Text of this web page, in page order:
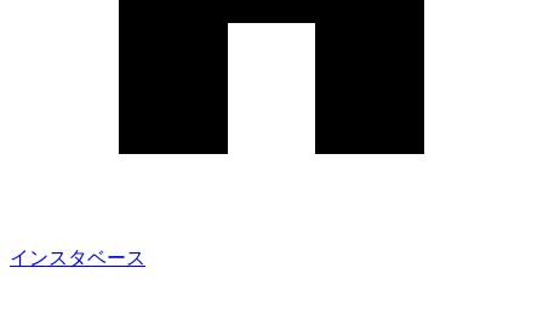
インスタベース